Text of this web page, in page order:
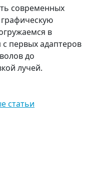
современных
в
первых адаптеров
до
лучей.
статьи